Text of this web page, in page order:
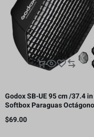
Godox SB-UE 95 cm /37.4 in
Softbox Paraguas Octágono
Bowens Mount, con rejilla de
panal
$69.00